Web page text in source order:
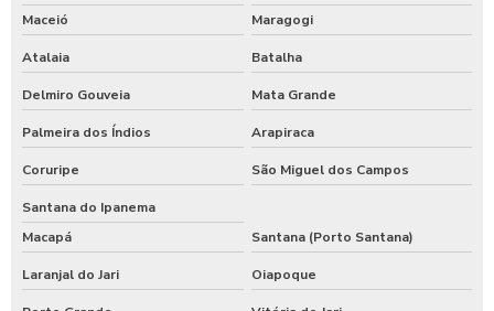
Maceió
Maragogi
Atalaia Batalha
Delmiro Gouveia Mata Grande
Palmeira dos Índios Arapiraca
Coruripe São Miguel dos Campos
Santana do Ipanema
Macapá
Santana (Porto Santana)
Laranjal do Jari Oiapoque